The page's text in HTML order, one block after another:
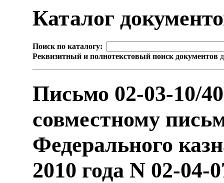
Каталог
Поиск по каталогу:
Реквизитный и полнотекстовый поиск документов
Письмо 02-03-10/
совместному
Федерального
2010 года N 02-04-